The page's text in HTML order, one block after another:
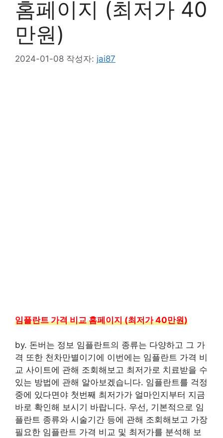
홈페이지 (최저가 40
만원)
2024-01-08 작성자: jai87
임플란트 가격 비교 홈페이지 (최저가 40만원)
by. 돈버는 정보 임플란트의 종류는 다양하고 그 가
격 또한 천차만별이기에 이번에는 임플란트 가격 비
교 사이트에 관해 조회해보고 최저가로 치료받을 수
있는 방법에 관해 알아보겠습니다. 임플란트를 걱정
중에 있다면야 첫번째 최저가가 얼마인지부터 지금
바로 확인해 보시기 바랍니다. 우선, 기본적으로 임
플란트 종류와 시술기간 등에 관해 조회해보고 가장
필요한 임플란트 가격 비교 및 최저가를 분석해 보